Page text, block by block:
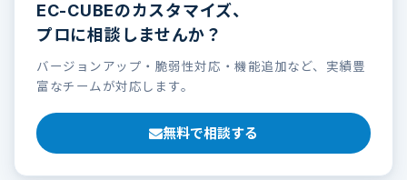
EC-CUBEのカスタマイズ、
プロに相談しませんか？
バージョンアップ・脆弱性対応・機能追加など、実績豊
富なチームが対応します。
無料で相談する